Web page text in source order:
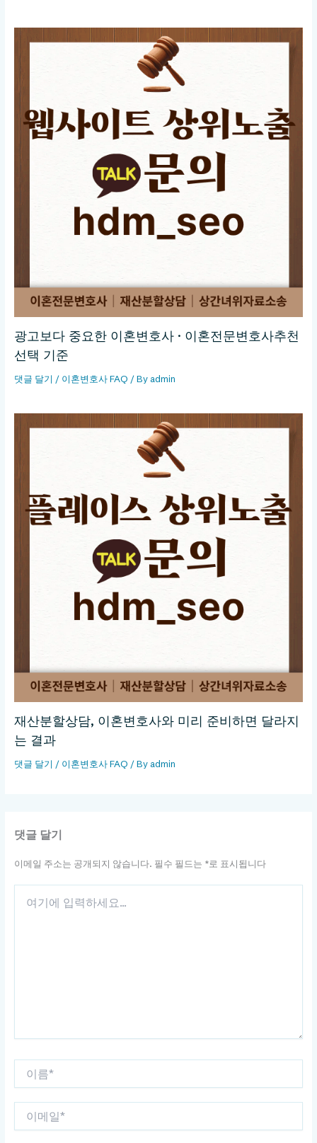
광고보다 중요한 이혼변호사 · 이혼전문변호사추천
선택 기준
댓글 달기 / 이혼변호사 FAQ / By admin
재산분할상담, 이혼변호사와 미리 준비하면 달라지
는 결과
댓글 달기 / 이혼변호사 FAQ / By admin
댓글 달기
이메일 주소는 공개되지 않습니다. 필수 필드는 *로 표시됩니다